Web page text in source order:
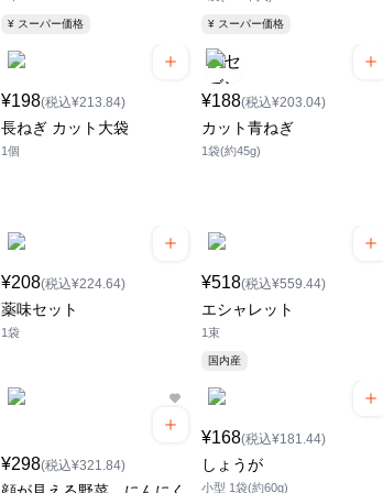
¥ スーパー価格 ¥ スーパー価格
¥198(税込¥213.84)
長ねぎ カット大袋
1個
¥188(税込¥203.04)
カット青ねぎ
1袋(約45g)
¥208(税込¥224.64)
薬味セット
1袋
¥518(税込¥559.44)
エシャレット
1束
国内産
¥298(税込¥321.84)
¥168(税込¥181.44)
しょうが
小型 1袋(約60g)